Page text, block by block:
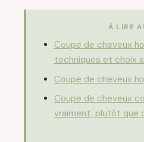
À LIRE
Coupe de cheveux
techniques et choix
Coupe de cheveux
Coupe de cheveux
vraiment, plutôt que